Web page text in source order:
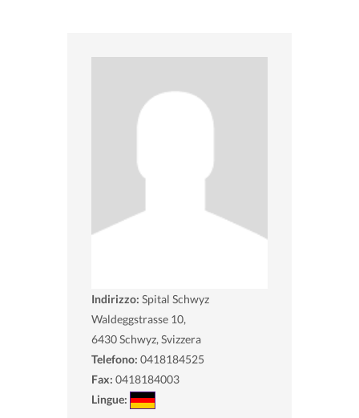
Indirizzo: Spital Schwyz
Waldeggstrasse 10,
6430Schwyz, Svizzera
Telefono: 0418184525
Fax: 0418184003
Lingue: